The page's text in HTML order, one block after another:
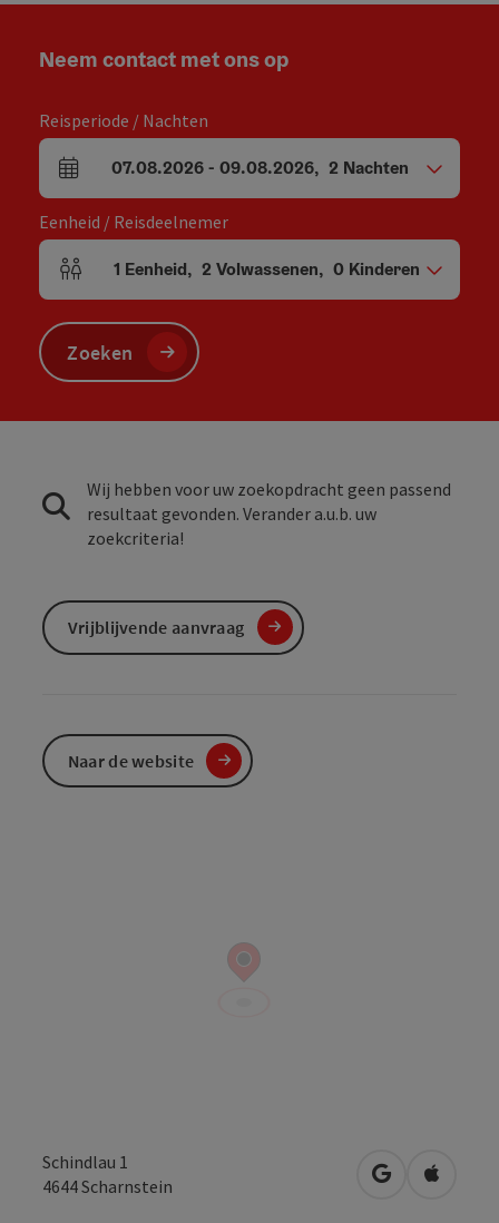
Schindlau 1
4644Scharnstein Openen in
Neem contact met ons op
Reisperiode / Nachten
Velden voor aankomst en vertrek
07.08.2026- 09.08.2026, 2 Nachten
Eenheid / Reisdeelnemer
Aantal eenheden en persoonsvelden
1 Eenheid, 2 Volwassenen, 0 Kinderen
Zoeken
Wij hebben voor uw zoekopdracht geen passend
resultaat gevonden. Verander a.u.b. uw
zoekcriteria!
Vrijblijvende aanvraag
Naar de website